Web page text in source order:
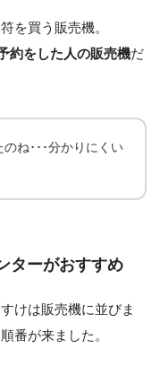
を買う販売機。
約をした人の販売機だ
ね･･･分かりにくい
ターがおすすめ
けは販売機に並びま
番が来ました。